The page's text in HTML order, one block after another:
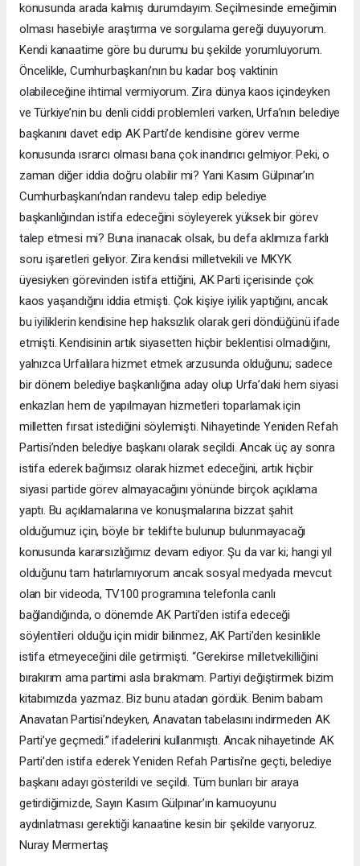
konusunda arada kalmış durumdayım. Seçilmesinde emeğimin
olması hasebiyle araştırma ve sorgulama gereği duyuyorum.
Kendi kanaatime göre bu durumu bu şekilde yorumluyorum.
Öncelikle, Cumhurbaşkanı’nın bu kadar boş vaktinin
olabileceğine ihtimal vermiyorum. Zira dünya kaos içindeyken
ve Türkiye’nin bu denli ciddi problemleri varken, Urfa’nın belediye
başkanını davet edip AK Parti’de kendisine görev verme
konusunda ısrarcı olması bana çok inandırıcı gelmiyor. Peki, o
zaman diğer iddia doğru olabilir mi? Yani Kasım Gülpınar’ın
Cumhurbaşkanı’ndan randevu talep edip belediye
başkanlığından istifa edeceğini söyleyerek yüksek bir görev
talep etmesi mi? Buna inanacak olsak, bu defa aklımıza farklı
soru işaretleri geliyor. Zira kendisi milletvekili ve MKYK
üyesiyken görevinden istifa ettiğini, AK Parti içerisinde çok
kaos yaşandığını iddia etmişti. Çok kişiye iyilik yaptığını, ancak
bu iyiliklerin kendisine hep haksızlık olarak geri döndüğünü ifade
etmişti. Kendisinin artık siyasetten hiçbir beklentisi olmadığını,
yalnızca Urfalılara hizmet etmek arzusunda olduğunu; sadece
bir dönem belediye başkanlığına aday olup Urfa’daki hem siyasi
enkazları hem de yapılmayan hizmetleri toparlamak için
milletten fırsat istediğini söylemişti. Nihayetinde Yeniden Refah
Partisi’nden belediye başkanı olarak seçildi. Ancak üç ay sonra
istifa ederek bağımsız olarak hizmet edeceğini, artık hiçbir
siyasi partide görev almayacağını yönünde birçok açıklama
yaptı. Bu açıklamalarına ve konuşmalarına bizzat şahit
olduğumuz için, böyle bir teklifte bulunup bulunmayacağı
konusunda kararsızlığımız devam ediyor. Şu da var ki; hangi yıl
olduğunu tam hatırlamıyorum ancak sosyal medyada mevcut
olan bir videoda, TV100 programına telefonla canlı
bağlandığında, o dönemde AK Parti’den istifa edeceği
söylentileri olduğu için midir bilinmez, AK Parti’den kesinlikle
istifa etmeyeceğini dile getirmişti. “Gerekirse milletvekilliğini
bırakırım ama partimi asla bırakmam. Partiyi değiştirmek bizim
kitabımızda yazmaz. Biz bunu atadan gördük. Benim babam
Anavatan Partisi’ndeyken, Anavatan tabelasını indirmeden AK
Parti’ye geçmedi.” ifadelerini kullanmıştı. Ancak nihayetinde AK
Parti’den istifa ederek Yeniden Refah Partisi’ne geçti, belediye
başkanı adayı gösterildi ve seçildi. Tüm bunları bir araya
getirdiğimizde, Sayın Kasım Gülpınar’ın kamuoyunu
aydınlatması gerektiği kanaatine kesin bir şekilde varıyoruz.
Nuray Mermertaş